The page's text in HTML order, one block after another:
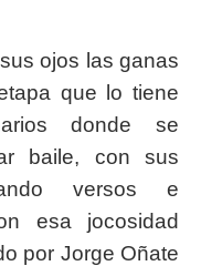
ojos las ganas
que lo tiene
donde se
baile, con sus
versos e
esa jocosidad
por Jorge Oñate